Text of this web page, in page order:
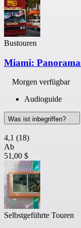
Bustouren
Miami:
Morgen verfügbar
Audioguide
Was ist inbegriffen?
4,1 (18)
Ab
51,00 $
Selbstgeführte Touren